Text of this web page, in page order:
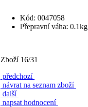
Kód: 0047058
Přepravní váha: 0.1kg
Zboží 16/31
předchozí
návrat na seznam zboží
další
napsat hodnocení